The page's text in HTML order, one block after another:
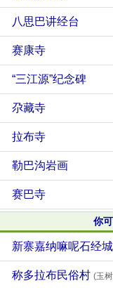
八思巴讲经台
赛康寺
“三江源”纪念碑
尕藏寺
拉布寺
勒巴沟岩画
赛巴寺
你
新寨嘉纳嘛呢石经城
称多拉布民俗村 (玉